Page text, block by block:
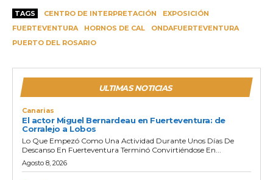
TAGS CENTRO DE INTERPRETACIÓN
EXPOSICIÓN
FUERTEVENTURA
HORNOS DE CAL
ONDAFUERTEVENTURA
PUERTO DEL ROSARIO
ULTIMAS NOTICIAS
Canarias
El actor Miguel Bernardeau en Fuerteventura: de
Corralejo a Lobos
Lo Que Empezó Como Una Actividad Durante Unos Días De
Descanso En Fuerteventura Terminó Convirtiéndose En...
Agosto 8, 2026